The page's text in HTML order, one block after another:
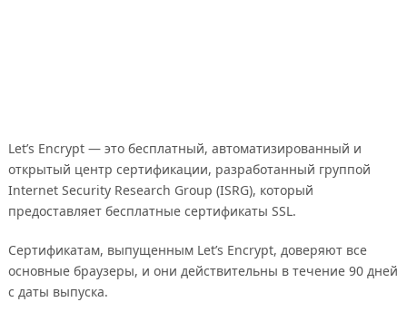
Let’s Encrypt — это бесплатный, автоматизированный и
открытый центр сертификации, разработанный группой
Internet Security Research Group (ISRG), который
предоставляет бесплатные сертификаты SSL.
Сертификатам, выпущенным Let’s Encrypt, доверяют все
основные браузеры, и они действительны в течение 90 дней
с даты выпуска.